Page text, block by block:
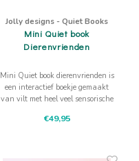
Jolly designs - Quiet Books
Mini Quiet book
Dierenvrienden
Mini Quiet book dierenvrienden is
een interactief boekje gemaakt
van vilt met heel veel sensorische
trekken, drukken, schuiven de
€49,95